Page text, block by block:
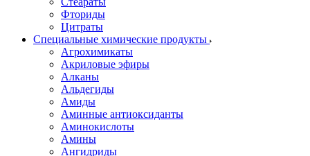
Фториды
Цитраты
Специальные химические продукты
Агрохимикаты
Акриловые эфиры
Алканы
Альдегиды
Амиды
Аминные антиоксиданты
Аминокислоты
Амины
Ангидриды